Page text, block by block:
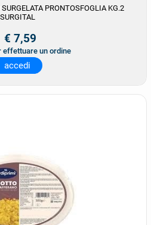
PRONTOSFOGLIA KG.2
SURGITAL
€ 7,59
effettuare un ordine
accedi